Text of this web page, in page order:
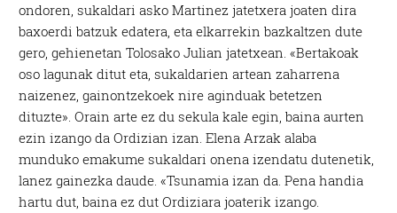
ondoren, sukaldari asko Martinez jatetxera joaten dira
baxoerdi batzuk edatera, eta elkarrekin bazkaltzen dute
gero, gehienetan Tolosako Julian jatetxean. «Bertakoak
oso lagunak ditut eta, sukaldarien artean zaharrena
naizenez, gainontzekoek nire aginduak betetzen
dituzte». Orain arte ez du sekula kale egin, baina aurten
ezin izango da Ordizian izan. Elena Arzak alaba
munduko emakume sukaldari onena izendatu dutenetik,
lanez gainezka daude. «Tsunamia izan da. Pena handia
hartu dut, baina ez dut Ordiziara joaterik izango.